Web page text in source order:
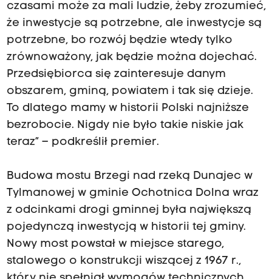
czasami może za mali ludzie, żeby zrozumieć,
że inwestycje są potrzebne, ale inwestycje są
potrzebne, bo rozwój będzie wtedy tylko
zrównoważony, jak będzie można dojechać.
Przedsiębiorca się zainteresuje danym
obszarem, gminą, powiatem i tak się dzieje.
To dlatego mamy w historii Polski najniższe
bezrobocie. Nigdy nie było takie niskie jak
teraz” – podkreślił premier.
Budowa mostu Brzegi nad rzeką Dunajec w
Tylmanowej w gminie Ochotnica Dolna wraz
z odcinkami drogi gminnej była największą
pojedynczą inwestycją w historii tej gminy.
Nowy most powstał w miejsce starego,
stalowego o konstrukcji wiszącej z 1967 r.,